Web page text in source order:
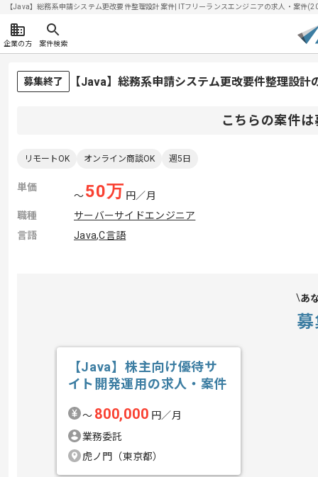
【Java】総務系申請システム更改要件整理設計案件| ITフリーランスエンジニアの求人・案件
企業の方 案件検索
募集終了 【Java】総務系申請システム更改要件整理設
こちらの案件
リモートOK オンライン商談OK 週5日
単価
〜50万 円／月
職種
サーバーサイドエンジニア
言語
Java,C言語
あ
【Java】株主向け優待サ
イト開発運用の求人・案件
〜 800,000 円／月
業務委託
虎ノ門（東京都）